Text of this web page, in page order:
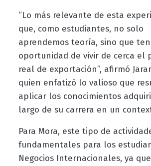
“Lo más relevante de esta
que, como estudiantes, no solo
aprendemos teoría, sino que
oportunidad de vivir de cerca el
real de exportación”, afirmó
quien enfatizó lo valioso que
aplicar los conocimientos
largo de su carrera en un
Para Mora, este tipo de
fundamentales para los
Negocios Internacionales, ya